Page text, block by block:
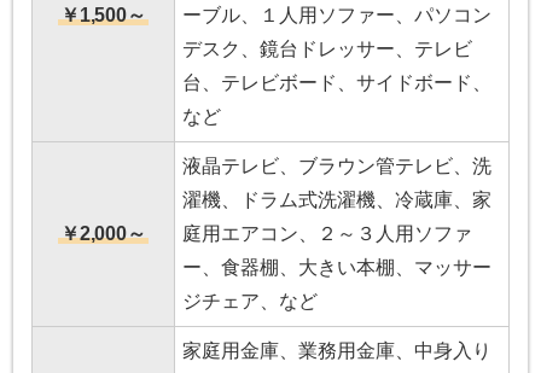
￥1,500～
ーブル、１人用ソファー、パソコン
デスク、鏡台ドレッサー、テレビ
台、テレビボード、サイドボード、
など
￥2,000～
液晶テレビ、ブラウン管テレビ、洗
濯機、ドラム式洗濯機、冷蔵庫、家
庭用エアコン、２～３人用ソファ
ー、食器棚、大きい本棚、マッサー
ジチェア、など
家庭用金庫、業務用金庫、中身入り